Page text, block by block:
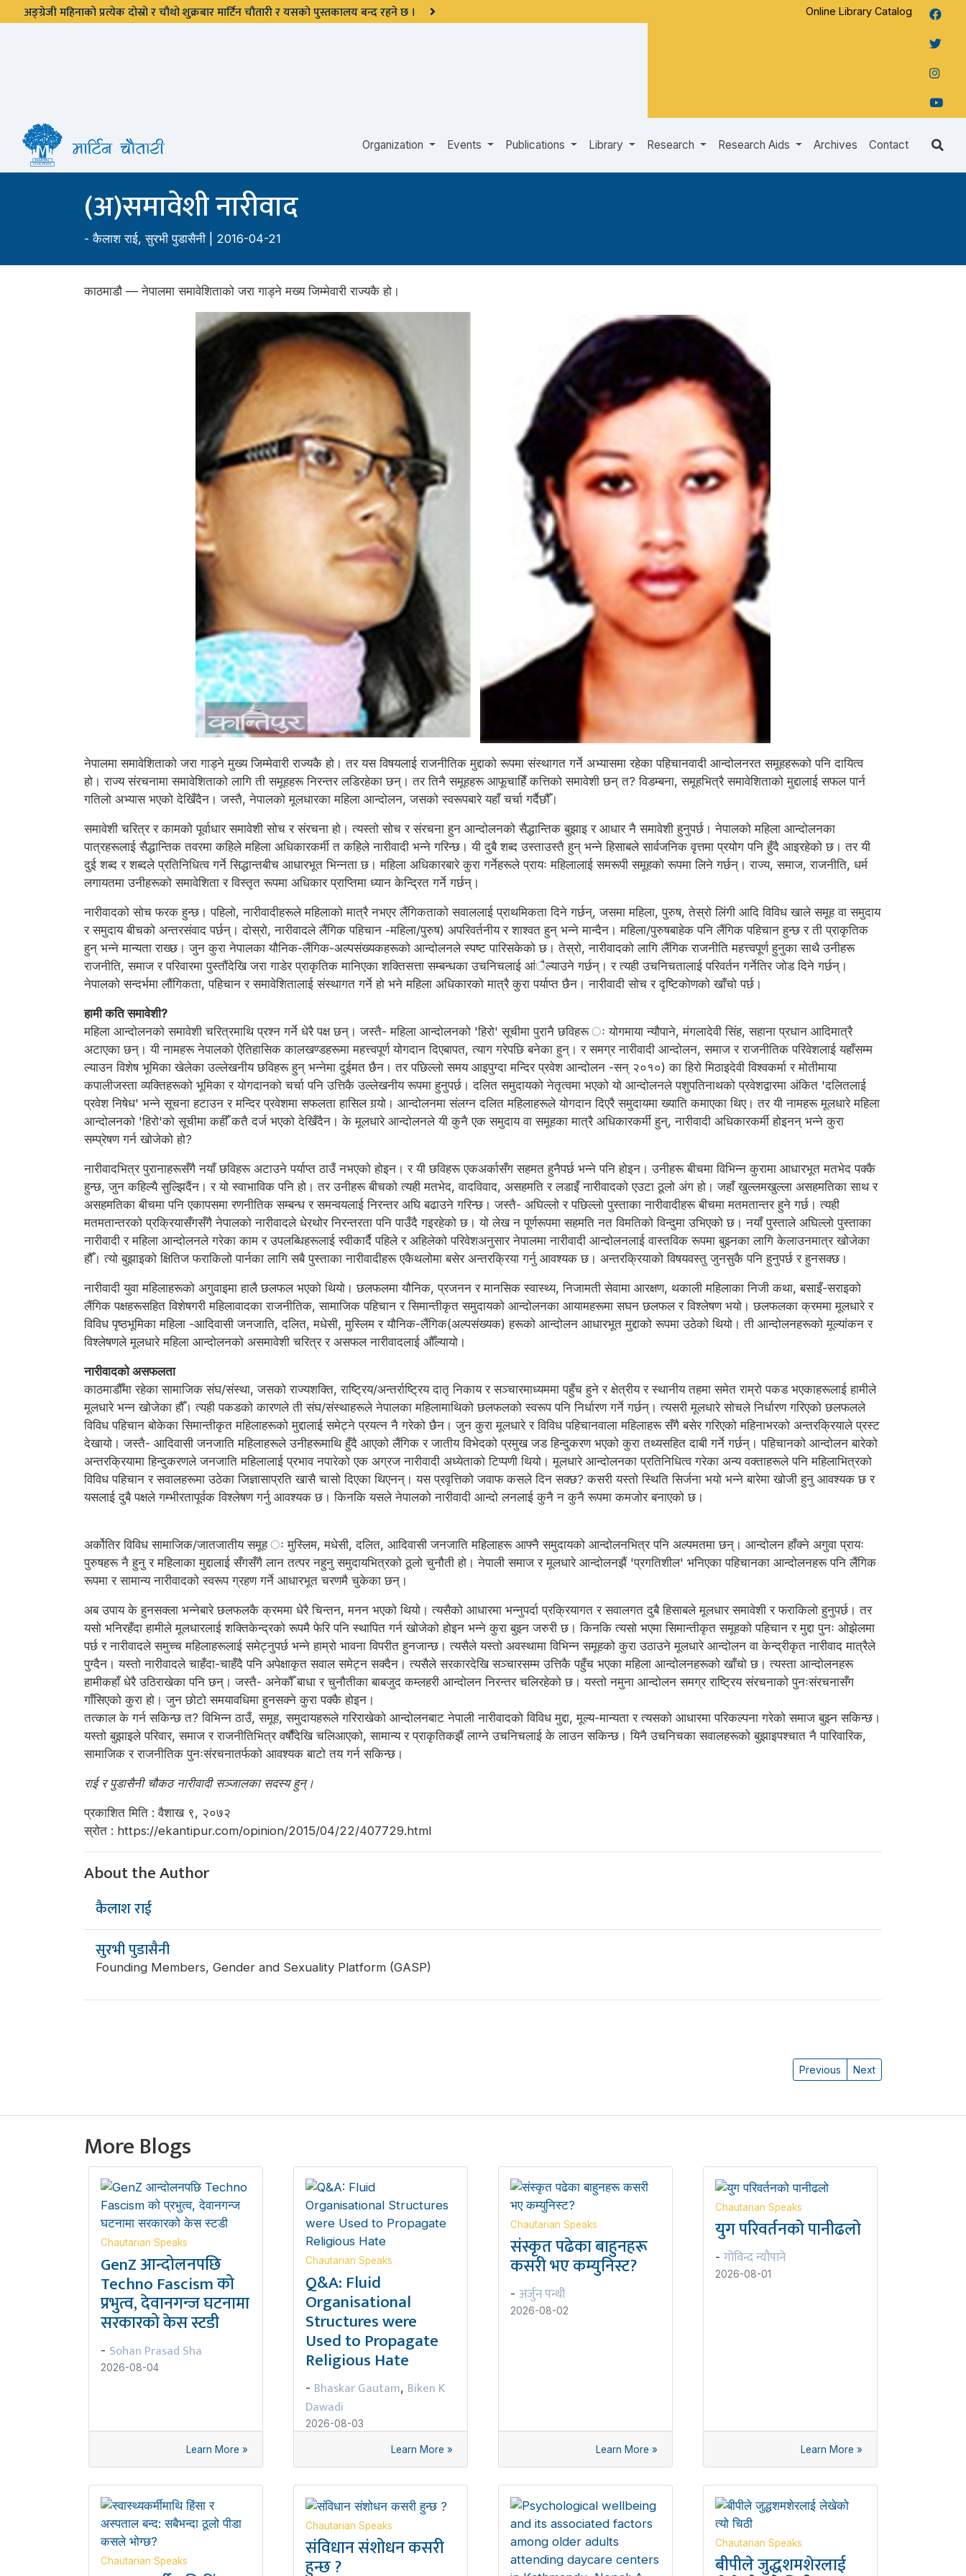
अङ्ग्रेजी महिनाको प्रत्येक दोस्रो र चौथो शुक्रबार मार्टिन चौतारी र यसको पुस्तकालय बन्द रहने छ । Online Library Catalog
Organization Events Publications Library Research Research Aids Archives Contact
(अ)समावेशी नारीवाद
-कैलाश राई,सुरभी पुडासैनी | 2016-04-21
काठमाडौ — नेपालमा समावेशिताको जरा गाड्ने मख्य जिम्मेवारी राज्यकै हो।
नेपालमा समावेशिताको जरा गाड्ने मुख्य जिम्मेवारी राज्यकै हो। तर यस विषयलाई राजनीतिक मुद्दाको रूपमा संस्थागत गर्ने अभ्यासमा रहेका पहिचानवादी आन्दोलनरत समूहहरूको पनि दायित्व
हो। राज्य संरचनामा समावेशिताको लागि ती समूहहरू निरन्तर लडिरहेका छन्। तर तिनै समूहहरू आफूचाहिँ कत्तिको समावेशी छन् त? विडम्बना, समूहभित्रै समावेशिताको मुद्दालाई सफल पार्न
गतिलो अभ्यास भएको देखिँदैन। जस्तै, नेपालको मूलधारका महिला आन्दोलन, जसको स्वरूपबारे यहाँ चर्चा गर्दैछौँ।
समावेशी चरित्र र कामको पूर्वाधार समावेशी सोच र संरचना हो। त्यस्तो सोच र संरचना हुन आन्दोलनको सैद्धान्तिक बुझाइ र आधार नै समावेशी हुनुपर्छ। नेपालको महिला आन्दोलनका
पात्रहरूलाई सैद्धान्तिक तवरमा कहिले महिला अधिकारकर्मी त कहिले नारीवादी भन्ने गरिन्छ। यी दुबै शब्द उस्ताउस्तै हुन् भन्ने हिसाबले सार्वजनिक वृत्तमा प्रयोग पनि हुँदै आइरहेको छ। तर यी
दुई शब्द र शब्दले प्रतिनिधित्व गर्ने सिद्धान्तबीच आधारभूत भिन्नता छ। महिला अधिकारबारे कुरा गर्नेहरूले प्रायः महिलालाई समरूपी समूहको रूपमा लिने गर्छन्। राज्य, समाज, राजनीति, धर्म
लगायतमा उनीहरूको समावेशिता र विस्तृत रूपमा अधिकार प्राप्तिमा ध्यान केन्दि्रत गर्ने गर्छन्।
नारीवादको सोच फरक हुन्छ। पहिलो, नारीवादीहरूले महिलाको मात्रै नभएर लैंगिकताको सवाललाई प्राथमिकता दिने गर्छन्, जसमा महिला, पुरुष, तेस्रो लिंगी आदि विविध खाले समूह वा समुदाय
र समुदाय बीचको अन्तरसंवाद पर्छन्। दोस्रो, नारीवादले लैंगिक पहिचान -महिला/पुरुष) अपरिवर्तनीय र शाश्वत हुन् भन्ने मान्दैन। महिला/पुरुषबाहेक पनि लैंगिक पहिचान हुन्छ र ती प्राकृतिक
हुन् भन्ने मान्यता राख्छ। जुन कुरा नेपालका यौनिक-लैंगिक-अल्पसंख्यकहरूको आन्दोलनले स्पष्ट पारिसकेको छ। तेस्रो, नारीवादको लागि लैंगिक राजनीति महत्त्वपूर्ण हुनुका साथै उनीहरू
राजनीति, समाज र परिवारमा पुस्तौंदेखि जरा गाडेर प्राकृतिक मानिएका शक्तिसत्ता सम्बन्धका उचनिचलाई आंैल्याउने गर्छन्। र त्यही उचनिचतालाई परिवर्तन गर्नेतिर जोड दिने गर्छन्।
नेपालको सन्दर्भमा लौंगिकता, पहिचान र समावेशितालाई संस्थागत गर्ने हो भने महिला अधिकारको मात्रै कुरा पर्याप्त छैन। नारीवादी सोच र दृष्टिकोणको खाँचो पर्छ।
हामी कति समावेशी?
महिला आन्दोलनको समावेशी चरित्रमाथि प्रश्न गर्ने धेरै पक्ष छन्। जस्तै- महिला आन्दोलनको 'हिरो' सूचीमा पुरानै छविहरू ः योगमाया न्यौपाने, मंगलादेवी सिंह, सहाना प्रधान आदिमात्रै
अटाएका छन्। यी नामहरू नेपालको ऐतिहासिक कालखण्डहरूमा महत्त्वपूर्ण योगदान दिएबापत, त्याग गरेपछि बनेका हुन्। र समग्र नारीवादी आन्दोलन, समाज र राजनीतिक परिवेशलाई यहाँसम्म
ल्याउन विशेष भूमिका खेलेका उल्लेखनीय छविहरू हुन् भन्नेमा दुईमत छैन। तर पछिल्लो समय आइपुग्दा मन्दिर प्रवेश आन्दोलन -सन् २०१०) का हिरो मिठाइदेवी विश्वकर्मा र मोतीमाया
कपालीजस्ता व्यक्तिहरूको भूमिका र योगदानको चर्चा पनि उत्तिकै उल्लेखनीय रूपमा हुनुपर्छ। दलित समुदायको नेतृत्वमा भएको यो आन्दोलनले पशुपतिनाथको प्रवेशद्वारमा अंकित 'दलितलाई
प्रवेश निषेध' भन्ने सूचना हटाउन र मन्दिर प्रवेशमा सफलता हासिल गर्‍यो। आन्दोलनमा संलग्न दलित महिलाहरूले योगदान दिएरै समुदायमा ख्याति कमाएका थिए। तर यी नामहरू मूलधारे महिला
आन्दोलनको 'हिरो'को सूचीमा कहीँ कतै दर्ज भएको देखिँदैन। के मूलधारे आन्दोलनले यी कुनै एक समुदाय वा समूहका मात्रै अधिकारकर्मी हुन्, नारीवादी अधिकारकर्मी होइनन् भन्ने कुरा
सम्प्रेषण गर्न खोजेको हो?
नारीवादभित्र पुरानाहरूसँगै नयाँ छविहरू अटाउने पर्याप्त ठाउँ नभएको होइन। र यी छविहरू एकअर्कासँग सहमत हुनैपर्छ भन्ने पनि होइन। उनीहरू बीचमा विभिन्न कुरामा आधारभूत मतभेद पक्कै
हुन्छ, जुन कहिल्यै सुल्झिदैंन। र यो स्वाभाविक पनि हो। तर उनीहरू बीचको त्यही मतभेद, वादविवाद, असहमति र लडाइँ नारीवादको एउटा ठूलो अंग हो। जहाँ खुल्लमखुल्ला असहमतिका साथ र
असहमतिका बीचमा पनि एकापसमा रणनीतिक सम्बन्ध र समन्वयलाई निरन्तर अघि बढाउने गरिन्छ। जस्तै- अघिल्लो र पछिल्लो पुस्ताका नारीवादीहरू बीचमा मतमतान्तर हुने गर्छ। त्यही
मतमतान्तरको प्रक्रियासँगसँगै नेपालको नारीवादले धेरथोर निरन्तरता पनि पाउँदै गइरहेको छ। यो लेख न पूर्णरूपमा सहमति नत विमतिको विन्दुमा उभिएको छ। नयाँ पुस्ताले अघिल्लो पुस्ताका
नारीवादी र महिला आन्दोलनले गरेका काम र उपलब्धिहरूलाई स्वीकार्दै पहिले र अहिलेको परिवेशअनुसार नेपालमा नारीवादी आन्दोलनलाई वास्तविक रूपमा बुझ्नका लागि केलाउनमात्र खोजेका
हौँ। त्यो बुझाइको क्षितिज फराकिलो पार्नका लागि सबै पुस्ताका नारीवादीहरू एकैथलोमा बसेर अन्तरक्रिया गर्नु आवश्यक छ। अन्तरक्रियाको विषयवस्तु जुनसुकै पनि हुनुपर्छ र हुनसक्छ।
नारीवादी युवा महिलाहरूको अगुवाइमा हालै छलफल भएको थियो। छलफलमा यौनिक, प्रजनन र मानसिक स्वास्थ्य, निजामती सेवामा आरक्षण, थकाली महिलाका निजी कथा, बसाइँ-सराइको
लैंगिक पक्षहरूसहित विशेषगरी महिलावादका राजनीतिक, सामाजिक पहिचान र सिमान्तीकृत समुदायको आन्दोलनका आयामहरूमा सघन छलफल र विश्लेषण भयो। छलफलका क्रममा मूलधारे र
विविध पृष्ठभूमिका महिला -आदिवासी जनजाति, दलित, मधेसी, मुस्लिम र यौनिक-लैंगिक(अल्पसंख्यक) हरूको आन्दोलन आधारभूत मुद्दाको रूपमा उठेको थियो। ती आन्दोलनहरूको मूल्यांकन र
विश्लेषणले मूलधारे महिला आन्दोलनको असमावेशी चरित्र र असफल नारीवादलाई औँल्यायो।
नारीवादको असफलता
काठमाडौँमा रहेका सामाजिक संघ/संस्था, जसको राज्यशक्ति, राष्ट्रिय/अन्तर्राष्ट्रिय दातृ निकाय र सञ्चारमाध्यममा पहुँच हुने र क्षेत्रीय र स्थानीय तहमा समेत राम्रो पकड भएकाहरूलाई हामीले
मूलधारे भन्न खोजेका हौँ। त्यही पकडको कारणले ती संघ/संस्थाहरूले नेपालका महिलामाथिको छलफलको स्वरूप पनि निर्धारण गर्ने गर्छन्। त्यसरी मूलधारे सोचले निर्धारण गरिएको छलफलले
विविध पहिचान बोकेका सिमान्तीकृत महिलाहरूको मुद्दालाई समेट्ने प्रयत्न नै गरेको छैन। जुन कुरा मूलधारे र विविध पहिचानवाला महिलाहरू सँगै बसेर गरिएको महिनाभरको अन्तरक्रियाले प्रस्ट
देखायो। जस्तै- आदिवासी जनजाति महिलाहरूले उनीहरूमाथि हुँदै आएको लैंगिक र जातीय विभेदको प्रमुख जड हिन्दुकरण भएको कुरा तथ्यसहित दाबी गर्ने गर्छन्। पहिचानको आन्दोलन बारेको
अन्तरक्रियामा हिन्दुकरणले जनजाति महिलालाई प्रभाव नपारेको एक अग्रज नारीवादी अध्येताको टिप्पणी थियो। मूलधारे आन्दोलनका प्रतिनिधित्व गरेका अन्य वक्ताहरूले पनि महिलाभित्रको
विविध पहिचान र सवालहरूमा उठेका जिज्ञासाप्रति खासै चासो दिएका थिएनन्। यस प्रवृत्तिको जवाफ कसले दिन सक्छ? कसरी यस्तो स्थिति सिर्जना भयो भन्ने बारेमा खोजी हुनु आवश्यक छ र
यसलाई दुबै पक्षले गम्भीरतापूर्वक विश्लेषण गर्नु आवश्यक छ। किनकि यसले नेपालको नारीवादी आन्दो लनलाई कुनै न कुनै रूपमा कमजोर बनाएको छ।
अर्कोतिर विविध सामाजिक/जातजातीय समूह ः मुस्लिम, मधेसी, दलित, आदिवासी जनजाति महिलाहरू आफ्नै समुदायको आन्दोलनभित्र पनि अल्पमतमा छन्। आन्दोलन हाँक्ने अगुवा प्रायः
पुरुषहरू नै हुनु र महिलाका मुद्दालाई सँगसँगै लान तत्पर नहुनु समुदायभित्रको ठूलो चुनौती हो। नेपाली समाज र मूलधारे आन्दोलनझैं 'प्रगतिशील' भनिएका पहिचानका आन्दोलनहरू पनि लैंगिक
रूपमा र सामान्य नारीवादको स्वरूप ग्रहण गर्ने आधारभूत चरणमै चुकेका छन्।
अब उपाय के हुनसक्ला भन्नेबारे छलफलकै क्रममा धेरै चिन्तन, मनन भएको थियो। त्यसैको आधारमा भन्नुपर्दा प्रक्रियागत र सवालगत दुबै हिसाबले मूलधार समावेशी र फराकिलो हुनुपर्छ। तर
यसो भनिरहँदा हामीले मूलधारलाई शक्तिकेन्द्रको रूपमै फेरि पनि स्थापित गर्न खोजेको होइन भन्ने कुरा बुझ्न जरुरी छ। किनकि त्यसो भएमा सिमान्तीकृत समूहको पहिचान र मुद्दा पुनः ओझेलमा
पर्छ र नारीवादले समुच्च महिलाहरूलाई समेट्नुपर्छ भन्ने हाम्रो भावना विपरीत हुनजान्छ। त्यसैले यस्तो अवस्थामा विभिन्न समूहको कुरा उठाउने मूलधारे आन्दोलन वा केन्द्रीकृत नारीवाद मात्रैले
पुग्दैन। यस्तो नारीवादले चाहँदा-चाहँदै पनि अपेक्षाकृत सवाल समेट्न सक्दैन। त्यसैले सरकारदेखि सञ्चारसम्म उत्तिकै पहुँच भएका महिला आन्दोलनहरूको खाँचो छ। त्यस्ता आन्दोलनहरू
हामीकहाँ धेरै उठिराखेका पनि छन्। जस्तै- अनेकौँ बाधा र चुनौतीका बाबजुद कम्लहरी आन्दोलन निरन्तर चलिरहेको छ। यस्तो नमुना आन्दोलन समग्र राष्ट्रिय संरचनाको पुनःसंरचनासँग
गाँसिएको कुरा हो। जुन छोटो समयावधिमा हुनसक्ने कुरा पक्कै होइन।
तत्काल के गर्न सकिन्छ त? विभिन्न ठाउँ, समूह, समुदायहरूले गरिराखेको आन्दोलनबाट नेपाली नारीवादको विविध मुद्दा, मूल्य-मान्यता र त्यसको आधारमा परिकल्पना गरेको समाज बुझ्न सकिन्छ।
यस्तो बुझाइले परिवार, समाज र राजनीतिभित्र वर्षौंदेखि चलिआएको, सामान्य र प्राकृतिकझैं लाग्ने उचनिचलाई के लाउन सकिन्छ। यिनै उचनिचका सवालहरूको बुझाइपश्चात नै पारिवारिक,
सामाजिक र राजनीतिक पुनःसंरचनातर्फको आवश्यक बाटो तय गर्न सकिन्छ।
राई र पुडासैनी चौकठ नारीवादी सञ्जालका सदस्य हुन्।
प्रकाशित मिति : वैशाख ९, २०७२
स्रोत : https://ekantipur.com/opinion/2015/04/22/407729.html
About the Author
कैलाश राई
सुरभी पुडासैनी
Founding Members, Gender and Sexuality Platform (GASP)
Previous Next
More Blogs
Chautarian Speaks
GenZ आन्दोलनपछि
Techno Fascism को
प्रभुत्व, देवानगन्ज घटनामा
सरकारको केस स्टडी
- Sohan Prasad Sha
2026-08-04
Learn More »
Chautarian Speaks
Q&A: Fluid
Organisational
Structures were
Used to Propagate
Religious Hate
- Bhaskar Gautam, Biken K
Dawadi
2026-08-03
Learn More »
Chautarian Speaks
संस्कृत पढेका बाहुनहरू
कसरी भए कम्युनिस्ट?
- अर्जुन पन्थी
2026-08-02
Learn More »
Chautarian Speaks
युग परिवर्तनको पानीढलो
- गोविन्द न्यौपाने
2026-08-01
Learn More »
Chautarian Speaks
Chautarian Speaks
संविधान संशोधन कसरी
हुन्छ ?
Chautarian Speaks
बीपीले जुद्धशमशेरलाई